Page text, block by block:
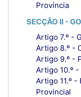
Província
SECÇÃO II -
Artigo 7.º -
Artigo 8.º -
Artigo 9.º -
Artigo 10.º -
Artigo 11.º -
Provincial